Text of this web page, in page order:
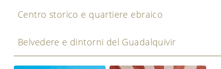
Centro storico e quartiere ebraico
Belvedere e dintorni del Guadalquivir